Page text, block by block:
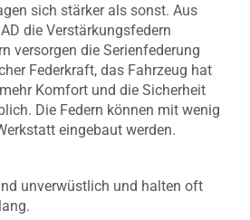
sich stärker als sonst. Aus
die Verstärkungsfedern
versorgen die Serienfederung
Federkraft, das Fahrzeug hat
Komfort und die Sicherheit
Die Federn können mit wenig
eingebaut werden.
unverwüstlich und halten oft